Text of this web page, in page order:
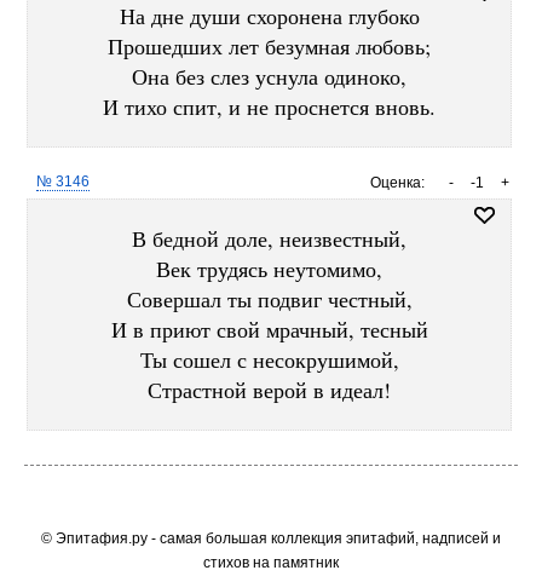
На дне души схоронена глубоко
Прошедших лет безумная любовь;
Она без слез уснула одиноко,
И тихо спит, и не проснется вновь.
Оценка: +
-1
-
№ 3146
В бедной доле, неизвестный,
Век трудясь неутомимо,
Совершал ты подвиг честный,
И в приют свой мрачный, тесный
Ты сошел с несокрушимой,
Страстной верой в идеал!
© Эпитафия.ру - самая большая коллекция эпитафий, надписей и
стихов на памятник